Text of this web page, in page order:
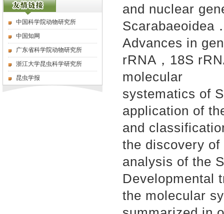
中国科学院动物研究所
中国知网
广东省科学院动物研究所
浙江大学昆虫科学研究所
昆虫学报
and nuclear
Scarabaeoidea
Advances in
rRNA，18S
molecular
systematics of
application of
and
the discovery
analysis of the
Developmental
the molecular